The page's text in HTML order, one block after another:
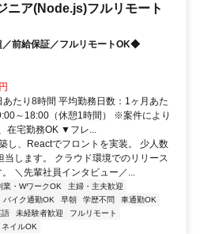
ニア(Node.js)フルリモート
前給保証／フルリモートOK◆
たり8時間 平均勤務日数：1ヶ月あた
～18:00（休憩1時間） ※案件により
在宅勤務OK ▼フレ...
し、Reactでフロントを実装。 少人数
します。 クラウド環境でのリリース
＼先輩社員インタビュー／...
業・WワークOK
主婦・主夫歓迎
バイク通勤OK 早朝 学歴不問
車通勤OK
語 未経験者歓迎
フルリモート
ネイルOK